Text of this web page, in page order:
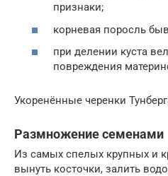
признаки;
корневая поросль
при делении куста
повреждения
Укоренённые черенки
Размножение семенами
Из самых спелых крупных и
вынуть косточки, залить